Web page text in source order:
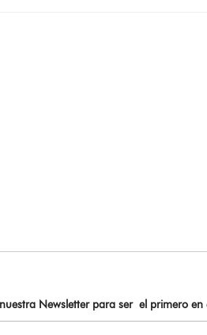
Newsletter para ser el primero